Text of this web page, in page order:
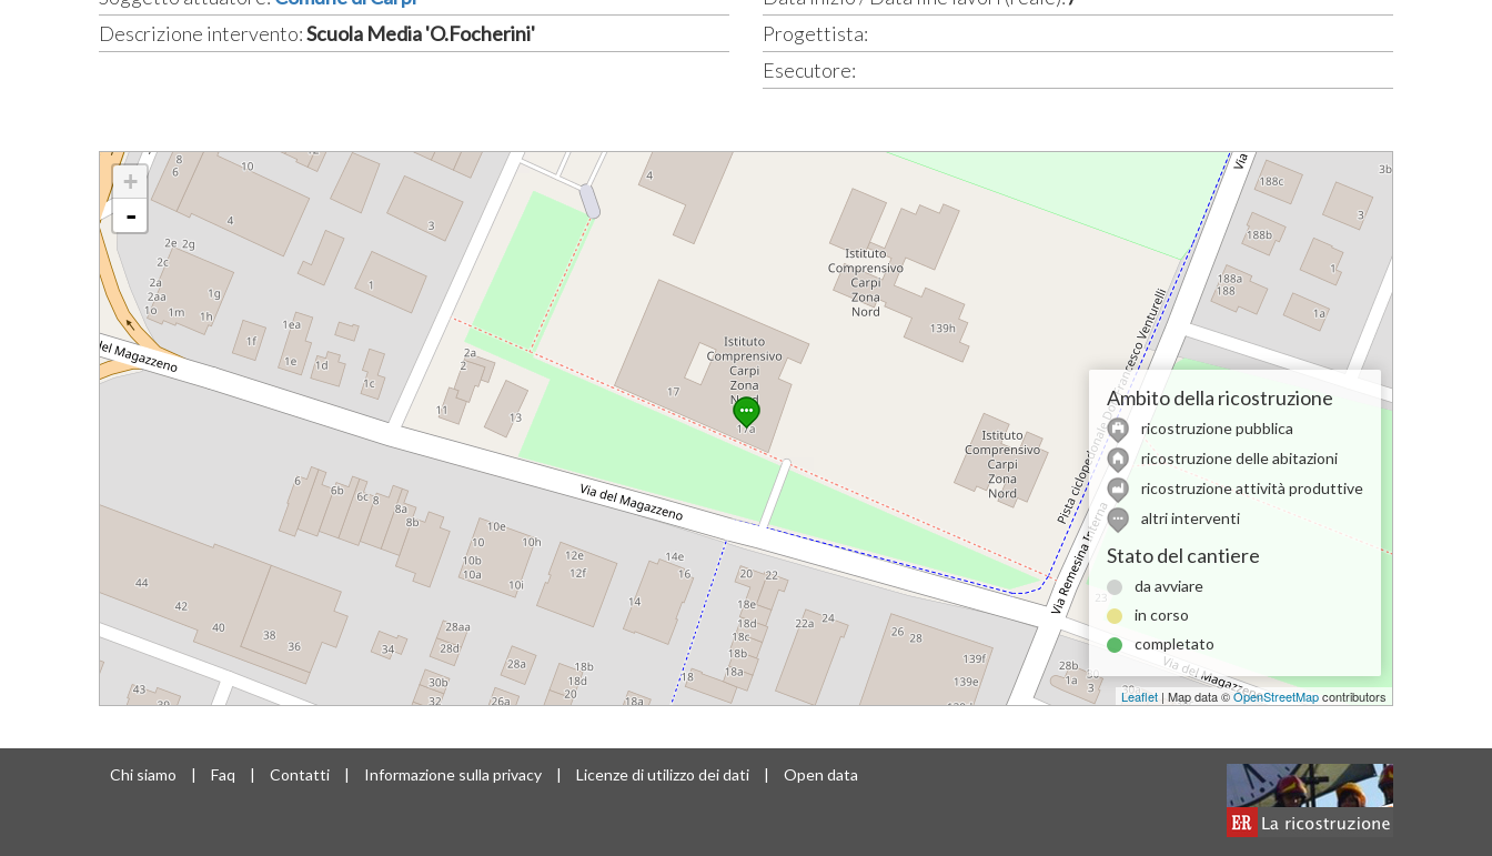
Descrizione intervento:Scuola Media 'O.Focherini'
Progettista:
Esecutore:
+
-
Ambito della ricostruzione
ricostruzione pubblica
ricostruzione delle abitazioni
ricostruzione attività produttive
altri interventi
Stato del cantiere
da avviare
in corso
completato
Leaflet | Map data ©OpenStreetMapcontributors
Chi siamo | Faq | Contatti | Informazione sulla privacy | Licenze di utilizzo dei dati | Open data